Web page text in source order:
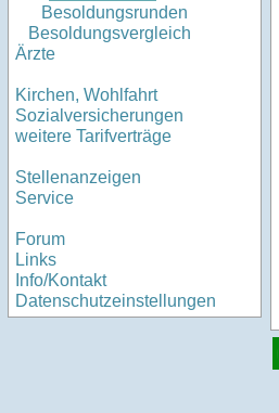
Besoldungsrunden
Besoldungsvergleich
Ärzte
Kirchen, Wohlfahrt
Sozialversicherungen
weitere Tarifverträge
Stellenanzeigen
Service
Forum
Links
Info/Kontakt
Datenschutzeinstellungen